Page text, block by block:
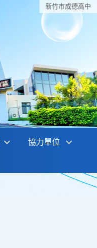
新竹巿成德高中
協力單位